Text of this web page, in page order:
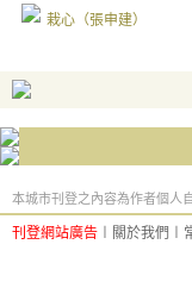
栽心（張申建）
本城市刊登之內容為作者個人
刊登網站廣告 關於我們